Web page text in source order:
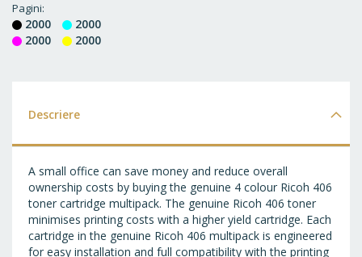
Pagini
2000
2000
2000
2000
Descriere
A small office can save money and reduce overall
ownership costs by buying the genuine 4 colour Ricoh 406
toner cartridge multipack. The genuine Ricoh 406 toner
minimises printing costs with a higher yield cartridge. Each
cartridge in the genuine Ricoh 406 multipack is engineered
for easy installation and full compatibility with the printing